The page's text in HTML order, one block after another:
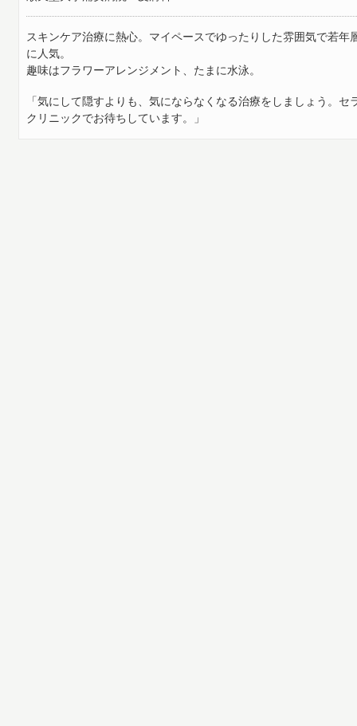
スキンケア治療に熱心。マイペースでゆったりした雰囲気で若年
に人気。
趣味はフラワーアレンジメント、たまに水泳。
「気にして隠すよりも、気にならなくなる治療をしましょう。セ
クリニックでお待ちしています。」